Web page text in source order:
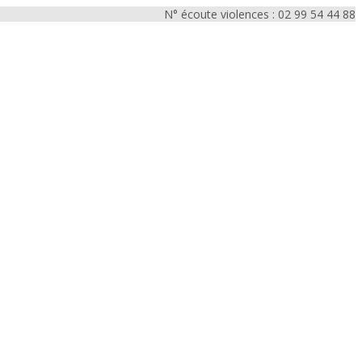
N° écoute violences : 02 99 54 44 88